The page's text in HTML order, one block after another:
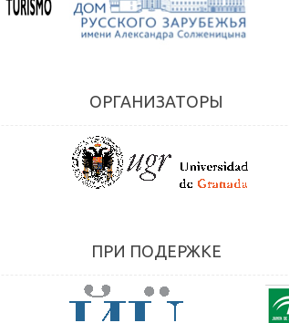
ОРГАНИЗАТОРЫ
ПРИ ПОДЕРЖКЕ